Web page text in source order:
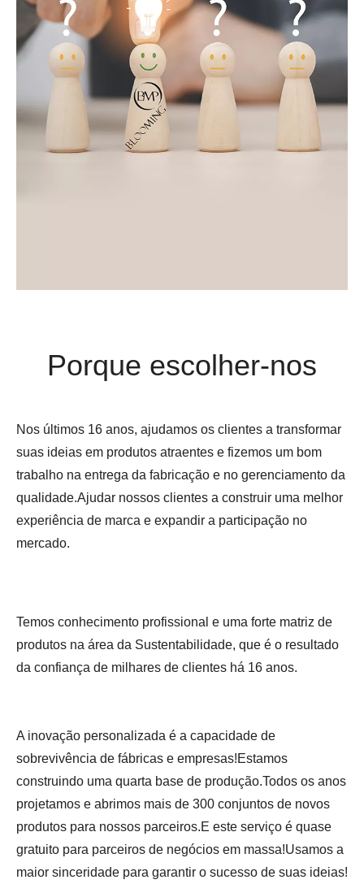
Porque escolher-nos
Nos últimos 16 anos, ajudamos os clientes a transformar
suas ideias em produtos atraentes e fizemos um bom
trabalho na entrega da fabricação e no gerenciamento da
qualidade.Ajudar nossos clientes a construir uma melhor
experiência de marca e expandir a participação no
mercado.
Temos conhecimento profissional e uma forte matriz de
produtos na área da Sustentabilidade, que é o resultado
da confiança de milhares de clientes há 16 anos.
A inovação personalizada é a capacidade de
sobrevivência de fábricas e empresas!Estamos
construindo uma quarta base de produção.Todos os anos
projetamos e abrimos mais de 300 conjuntos de novos
produtos para nossos parceiros.E este serviço é quase
gratuito para parceiros de negócios em massa!Usamos a
maior sinceridade para garantir o sucesso de suas ideias!